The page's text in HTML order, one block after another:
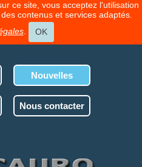
ce site, vous acceptez l'utilisation
contenus et services adaptés.
. OK
Nouvelles
Nous contacter